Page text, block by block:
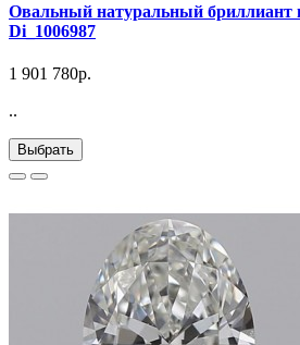
Овальный натуральный бриллиант
Di_1006987
1 901 780р.
..
Выбрать